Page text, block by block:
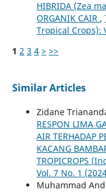
HIBRIDA (Zea
ORGANIK CAIR ,
Tropical Crops):
1 2 3 4 > >>
Similar Articles
Zidane
RESPON LIMA
AIR TERHADAP
KACANG
TROPICROPS
Vol. 7 No. 1
Muhammad